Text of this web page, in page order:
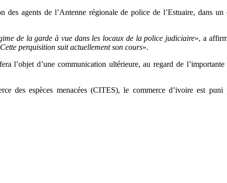
des agents de l’Antenne régionale de police de l’Estuaire, dans
de la garde à vue dans les locaux de la police judiciaire», a
Cette perquisition suit actuellement son cours».
l’objet d’une communication ultérieure, au regard de
des espèces menacées (CITES), le commerce d’ivoire est